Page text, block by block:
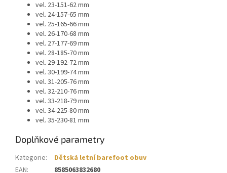
vel. 23-151-62 mm
vel. 24-157-65 mm
vel. 25-165-66 mm
vel. 26-170-68 mm
vel. 27-177-69 mm
vel. 28-185-70 mm
vel. 29-192-72 mm
vel. 30-199-74 mm
vel. 31-205-76 mm
vel. 32-210-76 mm
vel. 33-218-79 mm
vel. 34-225-80 mm
vel. 35-230-81 mm
Doplňkové parametry
Kategorie:
Dětská letní barefoot obuv
EAN:
8585063832680